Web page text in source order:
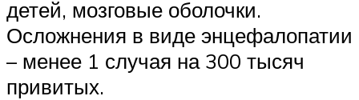
детей, мозговые оболочки.
Осложнения в виде энцефалопатии
– менее 1 случая на 300 тысяч
привитых.